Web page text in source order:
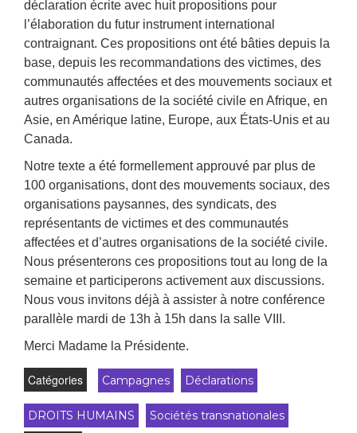
déclaration écrite avec huit propositions pour
l’élaboration du futur instrument international
contraignant. Ces propositions ont été bâties depuis la
base, depuis les recommandations des victimes, des
communautés affectées et des mouvements sociaux et
autres organisations de la société civile en Afrique, en
Asie, en Amérique latine, Europe, aux États-Unis et au
Canada.
Notre texte a été formellement approuvé par plus de
100 organisations, dont des mouvements sociaux, des
organisations paysannes, des syndicats, des
représentants de victimes et des communautés
affectées et d’autres organisations de la société civile.
Nous présenterons ces propositions tout au long de la
semaine et participerons activement aux discussions.
Nous vous invitons déjà à assister à notre conférence
parallèle mardi de 13h à 15h dans la salle VIII.
Merci Madame la Présidente.
Catégories Campagnes Déclarations
DROITS HUMAINS Sociétés transnationales